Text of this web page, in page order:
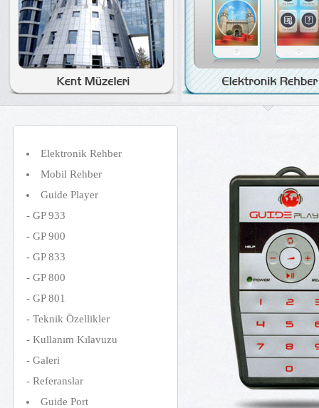
Elektronik Rehber
Mobil Rehber
Guide Player
- GP 933
- GP 900
- GP 833
- GP 800
- GP 801
- Teknik Özellikler
- Kullanım Kılavuzu
- Galeri
- Referanslar
Guide Port